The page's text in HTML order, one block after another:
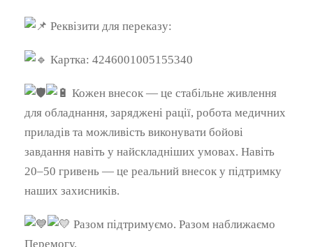
Реквізити для переказу:
Картка: 4246001005155340
Кожен внесок — це стабільне живлення
для обладнання, заряджені рації, робота медичних
приладів та можливість виконувати бойові
завдання навіть у найскладніших умовах. Навіть
20–50 гривень — це реальний внесок у підтримку
наших захисників.
Разом підтримуємо. Разом наближаємо
Перемогу.